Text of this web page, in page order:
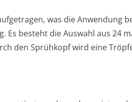
was die Anwendung
Es besteht die Auswahl aus 24
den Sprühkopf wird eine